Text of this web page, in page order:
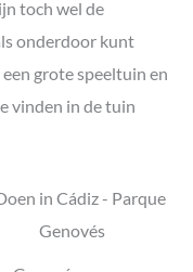
toch wel de
onderdoor kunt
grote speeltuin en
vinden in de tuin